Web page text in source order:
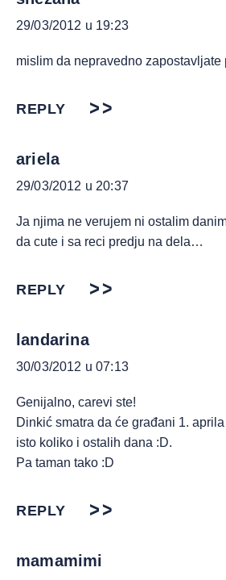
29/03/2012 u 19:23
mislim da nepravedno zapostavljate
REPLY
ariela
29/03/2012 u 20:37
Ja njima ne verujem ni ostalim
da cute i sa reci predju na dela…
REPLY
landarina
30/03/2012 u 07:13
Genijalno, carevi ste!
Dinkić smatra da će građani 1.
isto koliko i ostalih dana :D.
Pa taman tako :D
REPLY
mamamimi